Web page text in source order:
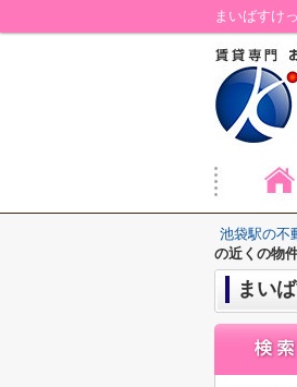
まいばすけ
池袋駅の不
の近くの物
まい